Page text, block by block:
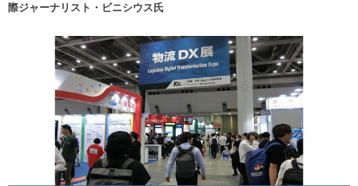
際ジャーナリスト・ビニシウス氏